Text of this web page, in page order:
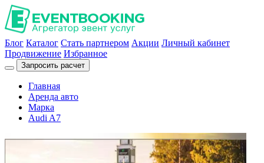
Блог Каталог Стать партнером Акции Личный кабинет
Продвижение Избранное
Запросить расчет
Главная
Аренда авто
Марка
Audi A7